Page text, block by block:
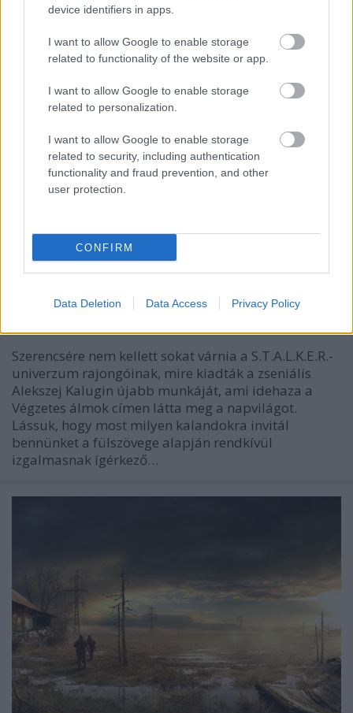
device identifiers in apps.
I want to allow Google to enable storage
related to functionality of the website or app.
I want to allow Google to enable storage
related to personalization.
I want to allow Google to enable storage
related to security, including authentication
functionality and fraud prevention, and other
user protection.
CONFIRM
Data Deletion Data Access Privacy Policy
gyarlósággal van kikövezve
KÖNYVBEMUTATÓ – Alekszej Kalugin:
2021. október 15.
Szerencsére nem kellett sokat várnia a S.T.A.L.K.E.R.-
univerzum rajongóinak, mire kiadták a zseniális
Alekszej Kalugin újabb munkáját, ami idehaza a
Végzetes álmok címen látta meg a napvilágot.
Lássuk, hogy most milyen kalandokra invitál
bennünket a fülszövege alapján rendkívül
izgalmasnak ígérkező…